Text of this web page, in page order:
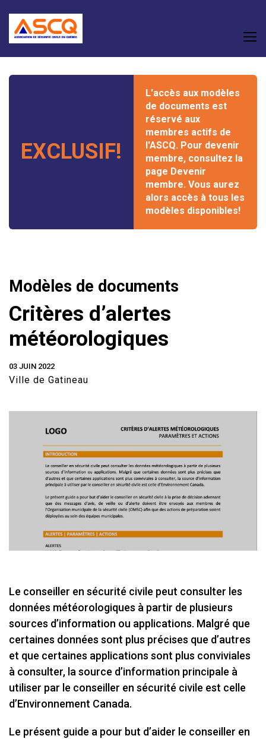
EXCLUSIF!
L'accès aux modèles
de documents est
réservé aux
membres actifs de
l'ASCQ. Pour devenir
membre, consultez la
page Devenir
membre. Vous aurez
alors accès à tous les
modèles disponibles!
Modèles de documents
Critères d’alertes
météorologiques
03 JUIN 2022
Ville de Gatineau
Le conseiller en sécurité civile peut consulter les
données météorologiques à partir de plusieurs
sources d’information ou applications. Malgré que
certaines données sont plus précises que d’autres
et que certaines applications sont plus conviviales
à consulter, la source d’information principale à
utiliser par le conseiller en sécurité civile est celle
d’Environnement Canada.
Le présent guide a pour but d’aider le conseiller en